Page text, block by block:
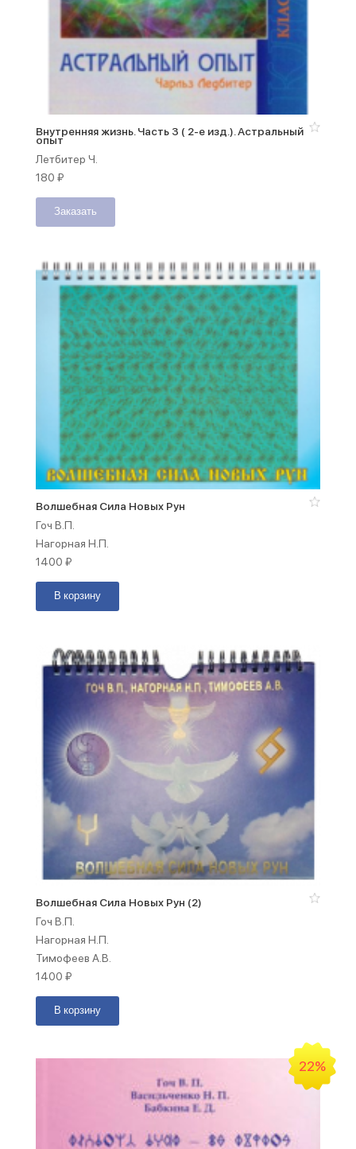
Внутренняя жизнь. Часть 3 ( 2-е изд.). Астральный
опыт
Летбитер Ч.
180 ₽
Заказать
Волшебная Сила Новых Рун
Гоч В.П.
Нагорная Н.П.
1400 ₽
В корзину
Волшебная Сила Новых Рун (2)
Гоч В.П.
Нагорная Н.П.
Тимофеев А.В.
1400 ₽
В корзину
22%